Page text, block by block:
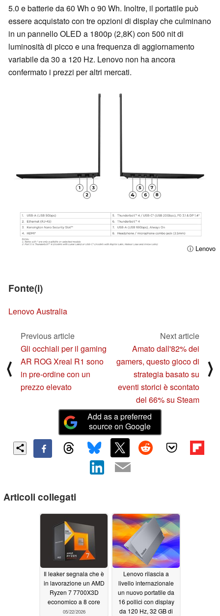
5.0 e batterie da 60 Wh o 90 Wh. Inoltre, il portatile può
essere acquistato con tre opzioni di display che culminano
in un pannello OLED a 1800p (2,8K) con 500 nit di
luminosità di picco e una frequenza di aggiornamento
variabile da 30 a 120 Hz. Lenovo non ha ancora
confermato i prezzi per altri mercati.
ⓘ Lenovo
Fonte(i)
Lenovo Australia
⟨
Previous article
Gli occhiali per il gaming
AR ROG Xreal R1 sono
in pre-ordine con un
prezzo elevato
Next article
Amato dall'82% dei
gamers, questo gioco di
strategia basato su
eventi storici è scontato
del 66% su Steam
⟩
Add as a preferred
source on Google
Articoli collegati
Il leaker segnala che è
in lavorazione un AMD
Ryzen 7 7700X3D
economico a 8 core
05/22/2026
Lenovo rilascia a
livello internazionale
un nuovo portatile da
16 pollici con display
da 120 Hz, 32 GB di